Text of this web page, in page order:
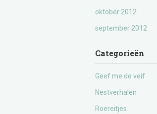
oktober 2012
september 2012
Categorieën
Geef me de veif
Nestverhalen
Roereitjes